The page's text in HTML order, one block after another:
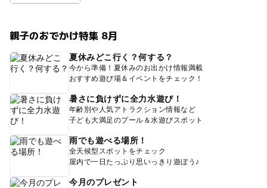
親子のおでかけ特集 8月
夏休みどこ行く？何する？
今から準備！夏休みのお出かけ情報満載
おすすめ遊び場＆イベントをチェック！
暑さに負けずに全力水遊び！
年齢別や人気アトラクション情報など
子ども大満足のプール＆水遊びスポット
雨でも遊べる場所！
全天候型スポットをチェック
屋内で一日たっぷり思いっきり遊ぼう♪
今月のプレゼント